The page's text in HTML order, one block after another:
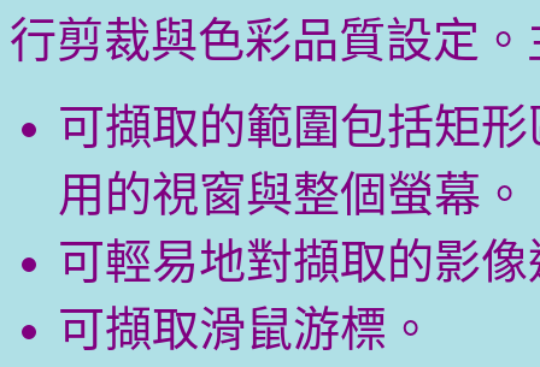
行剪裁與色彩品質設定
可擷取的範圍包括矩
用的視窗與整個螢幕。
可輕易地對擷取的影
可擷取滑鼠游標。